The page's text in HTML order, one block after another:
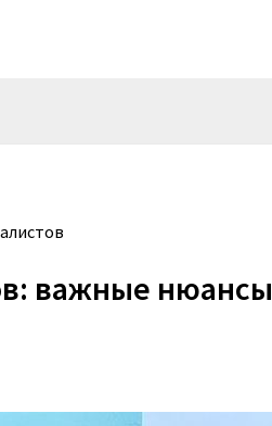
важные нюансы